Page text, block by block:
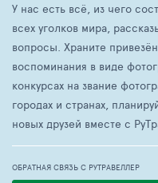
У нас есть всё, из чего
всех уголков мира,
вопросы. Храните
воспоминания в виде
конкурсах на звание
городах и странах,
новых друзей вместе с
ОБРАТНАЯ СВЯЗЬ С РУТРАВЕЛЛЕР